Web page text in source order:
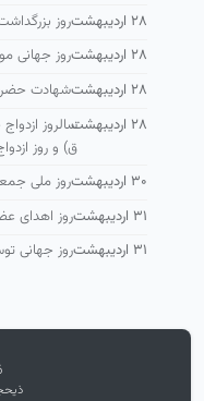
۲۸ اردیبهشت
روز
۲۸ اردیبهشت
روز جهانی
۲۸ اردیبهشت
شهادت حضرت
۲۸ اردیبهشت
ق) و روز
۳۰ اردیبهشت
روز ملی
۳۱ اردیبهشت
روز اهدای
۳۱ اردیبهشت
روز جهانی